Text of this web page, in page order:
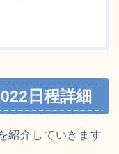
日程詳細
紹介していきます